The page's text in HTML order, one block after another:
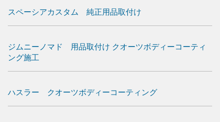
スペーシアカスタム 純正用品取付け
ジムニーノマド 用品取付け クオーツボディーコーティ
ング施工
ハスラー クオーツボディーコーティング